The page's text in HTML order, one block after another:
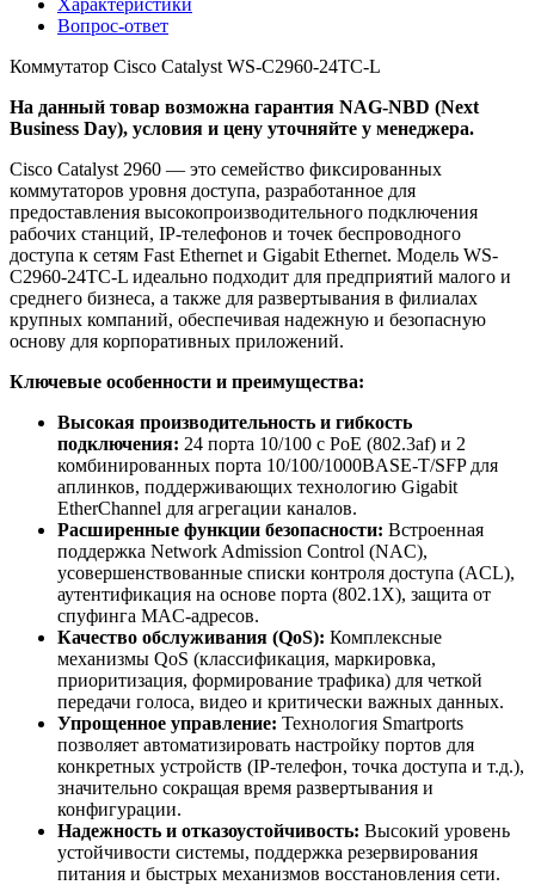
Вопрос-ответ
Коммутатор Cisco Catalyst WS-C2960-24TC-L
На данный товар возможна гарантия NAG-NBD (Next
Business Day), условия и цену уточняйте у менеджера.
Cisco Catalyst 2960 — это семейство фиксированных
коммутаторов уровня доступа, разработанное для
предоставления высокопроизводительного подключения
рабочих станций, IP-телефонов и точек беспроводного
доступа к сетям Fast Ethernet и Gigabit Ethernet. Модель WS-
C2960-24TC-L идеально подходит для предприятий малого и
среднего бизнеса, а также для развертывания в филиалах
крупных компаний, обеспечивая надежную и безопасную
основу для корпоративных приложений.
Ключевые особенности и преимущества:
Высокая производительность и гибкость
подключения: 24 порта 10/100 с PoE (802.3af) и 2
комбинированных порта 10/100/1000BASE-T/SFP для
аплинков, поддерживающих технологию Gigabit
EtherChannel для агрегации каналов.
Расширенные функции безопасности: Встроенная
поддержка Network Admission Control (NAC),
усовершенствованные списки контроля доступа (ACL),
аутентификация на основе порта (802.1X), защита от
спуфинга MAC-адресов.
Качество обслуживания (QoS): Комплексные
механизмы QoS (классификация, маркировка,
приоритизация, формирование трафика) для четкой
передачи голоса, видео и критически важных данных.
Упрощенное управление: Технология Smartports
позволяет автоматизировать настройку портов для
конкретных устройств (IP-телефон, точка доступа и т.д.),
значительно сокращая время развертывания и
конфигурации.
Надежность и отказоустойчивость: Высокий уровень
устойчивости системы, поддержка резервирования
питания и быстрых механизмов восстановления сети.